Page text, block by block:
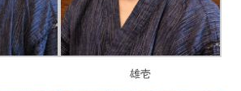
雄壱